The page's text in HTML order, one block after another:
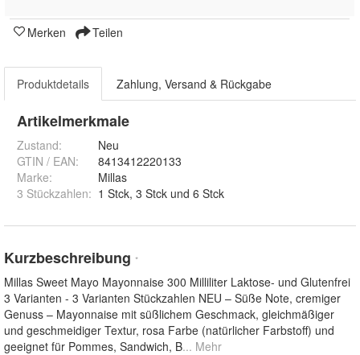
Merken Teilen
Produktdetails Zahlung, Versand & Rückgabe
Artikelmerkmale
Zustand:
Neu
GTIN / EAN:
8413412220133
Marke:
Millas
3 Stückzahlen: 1 Stck, 3 Stck und 6 Stck
Kurzbeschreibung *
Millas Sweet Mayo Mayonnaise 300 Milliliter Laktose- und Glutenfrei
3 Varianten - 3 Varianten Stückzahlen NEU – Süße Note, cremiger
Genuss – Mayonnaise mit süßlichem Geschmack, gleichmäßiger
und geschmeidiger Textur, rosa Farbe (natürlicher Farbstoff) und
geeignet für Pommes, Sandwich, B... Mehr